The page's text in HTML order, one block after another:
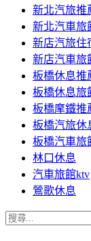
新北汽旅推
新北汽車旅
新店汽旅住
新店汽車旅
板橋休息推
板橋休息旅
板橋摩鐵推
板橋汽旅休
板橋汽車旅
林口休息
汽車旅館ktv
鶯歌休息
搜